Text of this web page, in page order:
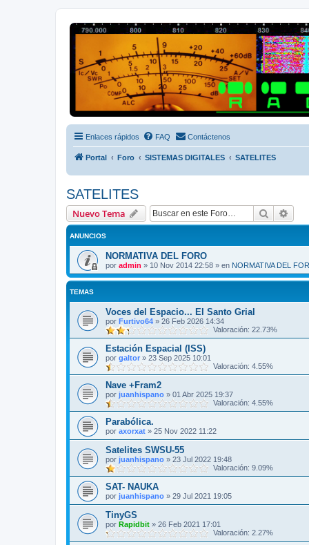
Radio Frecuencias
Foro de Radio Frecuencias
Enlaces rápidos FAQ Contáctenos
Portal Foro SISTEMAS DIGITALES SATELITES
SATELITES
Nuevo Tema Buscar
ANUNCIOS
NORMATIVA DEL FORO
por admin » 10 Nov 2014 22:58 » en NORMATIVA DEL
TEMAS
Voces del Espacio... El Santo Grial
por Furtivo64 » 26 Feb 2026 14:34
Valoración: 22.73%
Estación Espacial (ISS)
por galtor » 23 Sep 2025 10:01
Valoración: 4.55%
Nave +Fram2
por juanhispano » 01 Abr 2025 19:37
Valoración: 4.55%
Parabólica.
por axorxat » 25 Nov 2022 11:22
Satelites SWSU-55
por juanhispano » 23 Jul 2022 19:48
Valoración: 9.09%
SAT- NAUKA
por juanhispano » 29 Jul 2021 19:05
TinyGS
por Rapidbit » 26 Feb 2021 17:01
Valoración: 2.27%